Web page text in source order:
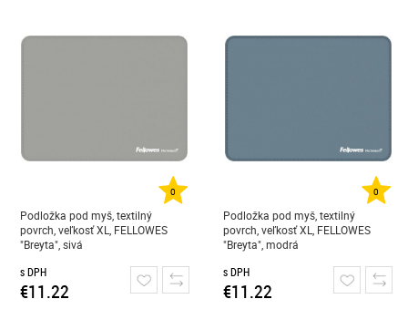
0
Podložka pod myš, textilný
povrch, veľkosť XL, FELLOWES
"Breyta", sivá
s DPH
€11.22
0
Podložka pod myš, textilný
povrch, veľkosť XL, FELLOWES
"Breyta", modrá
s DPH
€11.22